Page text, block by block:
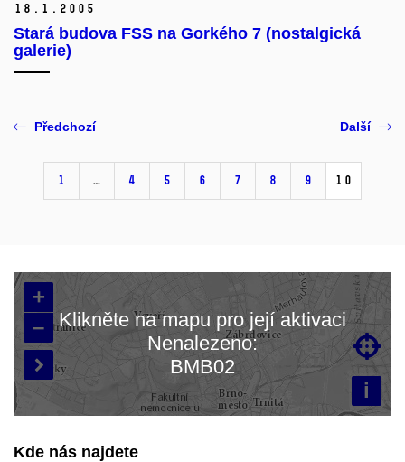
18. 1. 2005
Stará budova FSS na Gorkého 7 (nostalgická
galerie)
Předchozí
1 … 4 5 6 7 8 9 10
Další
Načítám mapu…
+
–
i


Klikněte na mapu pro její aktivaci
Nenalezeno:
BMB02
Kde nás najdete